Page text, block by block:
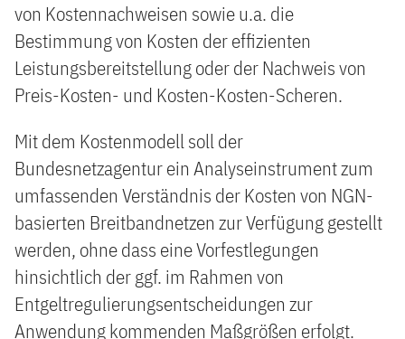
von Kostennachweisen sowie u.a. die
Bestimmung von Kosten der effizienten
Leistungsbereitstellung oder der Nachweis von
Preis-Kosten- und Kosten-Kosten-Scheren.
Mit dem Kostenmodell soll der
Bundesnetzagentur ein Analyseinstrument zum
umfassenden Verständnis der Kosten von NGN-
basierten Breitbandnetzen zur Verfügung gestellt
werden, ohne dass eine Vorfestlegungen
hinsichtlich der ggf. im Rahmen von
Entgeltregulierungsentscheidungen zur
Anwendung kommenden Maßgrößen erfolgt.